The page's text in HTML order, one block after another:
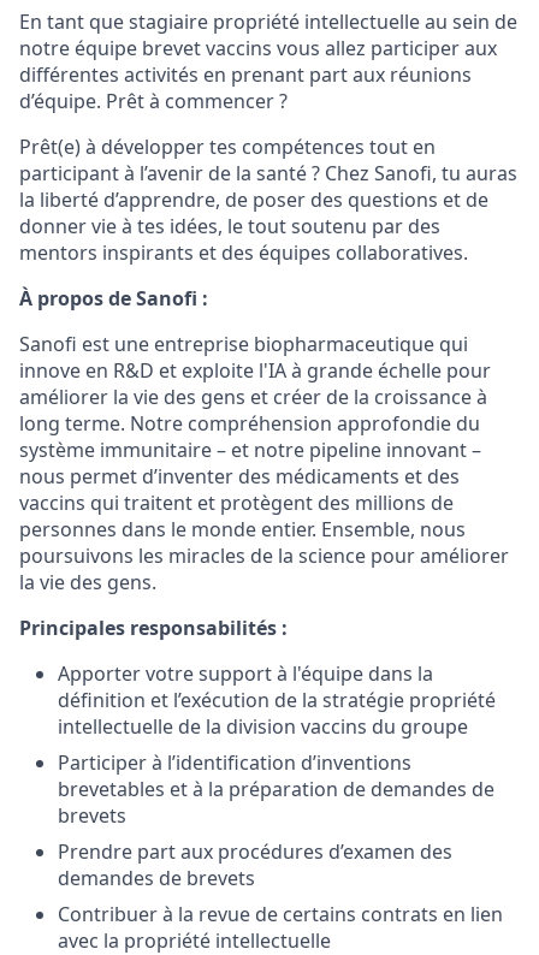
En tant que stagiaire propriété intellectuelle au sein de
notre équipe brevet vaccins vous allez participer aux
différentes activités en prenant part aux réunions
d’équipe. Prêt à commencer ?
Prêt(e) à développer tes compétences tout en
participant à l’avenir de la santé ? Chez Sanofi, tu auras
la liberté d’apprendre, de poser des questions et de
donner vie à tes idées, le tout soutenu par des
mentors inspirants et des équipes collaboratives.
À propos de Sanofi :
Sanofi est une entreprise biopharmaceutique qui
innove en R&D et exploite l'IA à grande échelle pour
améliorer la vie des gens et créer de la croissance à
long terme. Notre compréhension approfondie du
système immunitaire – et notre pipeline innovant –
nous permet d’inventer des médicaments et des
vaccins qui traitent et protègent des millions de
personnes dans le monde entier. Ensemble, nous
poursuivons les miracles de la science pour améliorer
la vie des gens.
Principales responsabilités :
Apporter votre support à l'équipe dans la
définition et l’exécution de la stratégie propriété
intellectuelle de la division vaccins du groupe
Participer à l’identification d’inventions
brevetables et à la préparation de demandes de
brevets
Prendre part aux procédures d’examen des
demandes de brevets
Contribuer à la revue de certains contrats en lien
avec la propriété intellectuelle